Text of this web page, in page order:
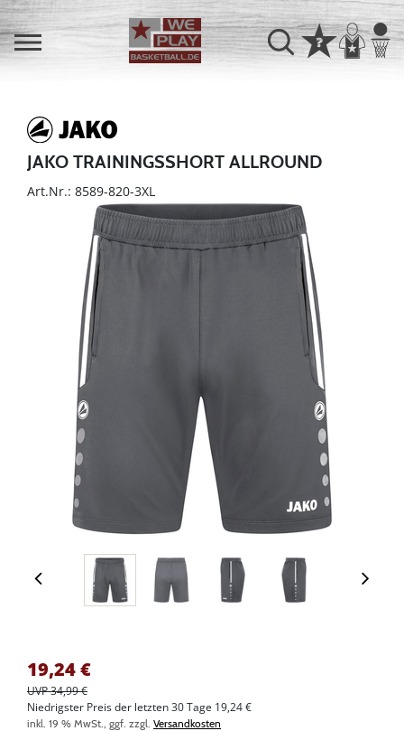
JAKO TRAININGSSHORT ALLROUND
Art.Nr.: 8589-820-3XL
19,24€
UVP 34,99 €
Niedrigster Preis der letzten 30 Tage 19,24 €
inkl. 19 % MwSt., ggf. zzgl. Versandkosten